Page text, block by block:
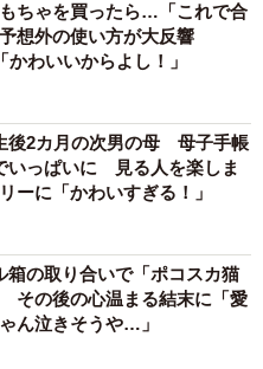
ちゃを買ったら…「これで合
想外の使い方が大反響
かわいいからよし！」
後2カ月の次男の母 母子手帳
いっぱいに 見る人を楽しま
ーに「かわいすぎる！」
箱の取り合いで「ポコスカ猫
その後の心温まる結末に「愛
ん泣きそうや…」